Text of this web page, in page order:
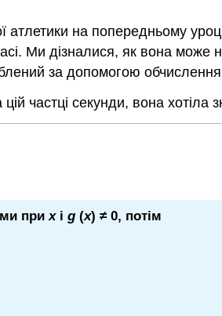
атлетики на попередньому
Ми дізналися, як вона може
за допомогою
цій частці секунди, вона хотіла
при x і g (x) ≠ 0, потім